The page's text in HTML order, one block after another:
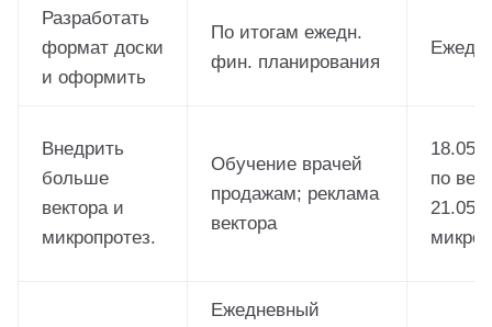
Разработать
формат доски
и оформить
По итогам ежедн.
фин. планирования
Внедрить
больше
вектора и
микропротез.
Обучение врачей
продажам; реклама
вектора
по
21.05.
Ежедневный